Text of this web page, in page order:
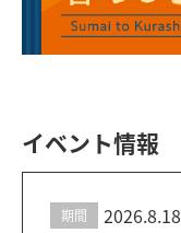
イベント情報
期間 2026.8.18